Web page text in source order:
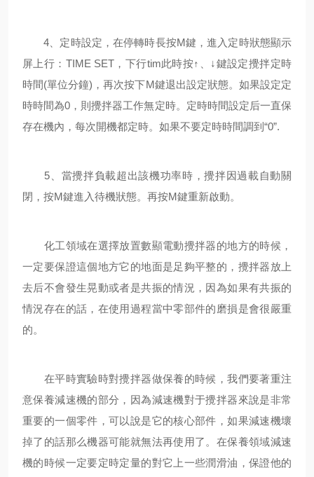
4、定時設定，在停轉時長按M鍵，進入定時狀態顯示
屏上行：TIME SET，下行tim此時按↑、↓鍵設定攪拌定時
時間(單位分鐘)，再次按下M鍵退出設定狀態。如果設定定
時時間為0，則攪拌器工作無定時。定時時間設定后一直保
存在機內，每次開機都定時。如果不要定時時間調到“0”.
5、當攪拌負載超出該機功率時，攪拌因過載自動關
閉，按M鍵進入待機狀態。再按M鍵重新啟動。
化工領域在選擇放置數顯電動攪拌器的地方的時候，
一定要保證這個地方它的地面是足夠平整的，攪拌器放上
去后不會發生晃動或者是共振的情況，因為如果有共振的
情況存在的話，在使用過程當中零部件的磨損是會很嚴重
的。
在平時實驗時對攪拌器做保養的時候，我們要著重注
意保養減速機的部分，因為減速機對于攪拌器來說是非常
重要的一個零件，可以說是它的核心部件，如果減速機壞
掉了的話那么機器可能就無法再使用了。在保養領域減速
機的時候一定要定時定量的對它上一些潤滑油，保證他的